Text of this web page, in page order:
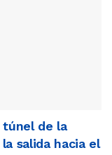
túnel de la
salida hacia el